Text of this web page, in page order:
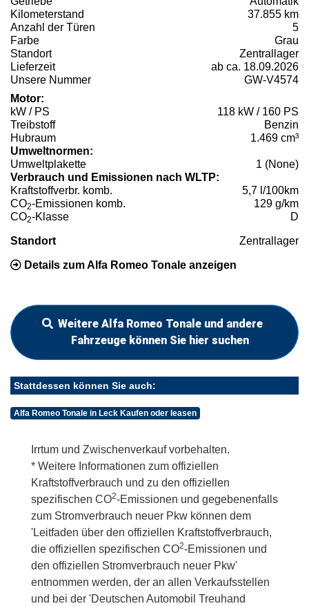
Kilometerstand
37.855 km
Anzahl der Türen
5
Farbe
Grau
Standort
Zentrallager
Lieferzeit
ab ca. 18.09.2026
Unsere Nummer
GW-V4574
Motor:
kW / PS
118 kW / 160 PS
Treibstoff
Benzin
Hubraum
1.469 cm³
Umweltnormen:
Umweltplakette
1 (None)
Verbrauch und Emissionen nach WLTP:
Kraftstoffverbr. komb.
5,7 l/100km
CO2-Emissionen komb.
129 g/km
CO2-Klasse D
Standort Zentrallager
Details zum Alfa Romeo Tonale anzeigen
Weitere Alfa Romeo Tonale und andere
Fahrzeuge können Sie hier suchen
Stattdessen können Sie auch:
Alfa Romeo Tonale in Leck Kaufen oder leasen
Irrtum und Zwischenverkauf vorbehalten.
* Weitere Informationen zum offiziellen
Kraftstoffverbrauch und zu den offiziellen
spezifischen CO2-Emissionen und gegebenenfalls
zum Stromverbrauch neuer Pkw können dem
'Leitfaden über den offiziellen Kraftstoffverbrauch,
die offiziellen spezifischen CO2-Emissionen und
den offiziellen Stromverbrauch neuer Pkw'
entnommen werden, der an allen Verkaufsstellen
und bei der 'Deutschen Automobil Treuhand